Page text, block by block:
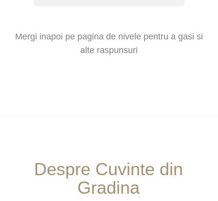
Mergi inapoi pe pagina de nivele pentru a gasi si
alte raspunsuri
Despre Cuvinte din
Gradina